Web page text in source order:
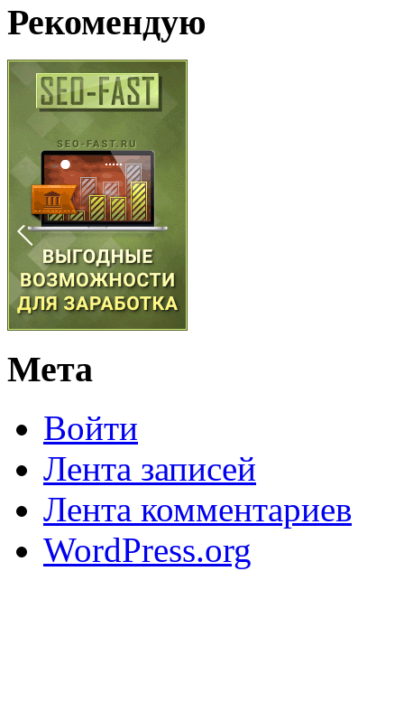
Рекомендую
Мета
Войти
Лента записей
Лента комментариев
WordPress.org